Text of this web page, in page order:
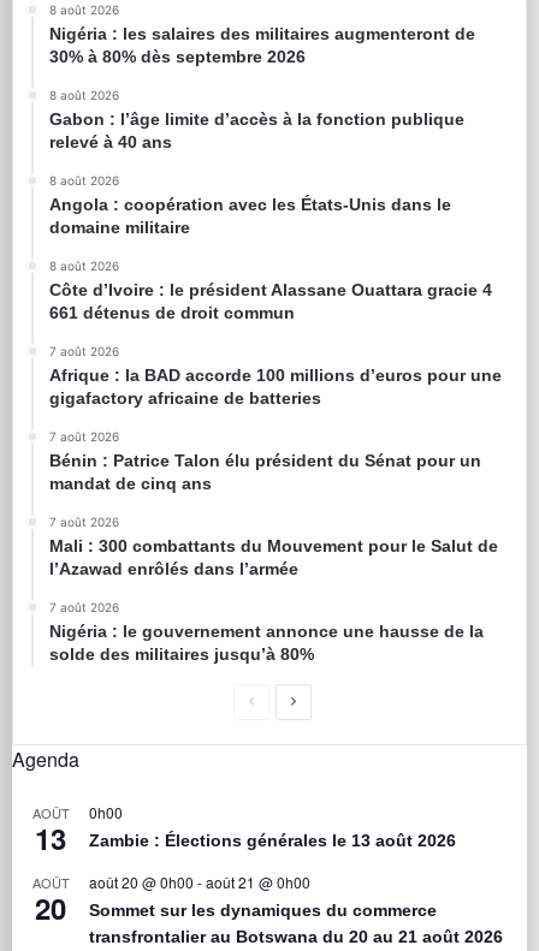
8 août 2026
Nigéria : les salaires des militaires augmenteront de
30% à 80% dès septembre 2026
8 août 2026
Gabon : l’âge limite d’accès à la fonction publique
relevé à 40 ans
8 août 2026
Angola : coopération avec les États-Unis dans le
domaine militaire
8 août 2026
Côte d’Ivoire : le président Alassane Ouattara gracie 4
661 détenus de droit commun
7 août 2026
Afrique : la BAD accorde 100 millions d’euros pour une
gigafactory africaine de batteries
7 août 2026
Bénin : Patrice Talon élu président du Sénat pour un
mandat de cinq ans
7 août 2026
Mali : 300 combattants du Mouvement pour le Salut de
l’Azawad enrôlés dans l’armée
7 août 2026
Nigéria : le gouvernement annonce une hausse de la
solde des militaires jusqu’à 80%
Agenda
AOÛT
13
0h00
Zambie : Élections générales le 13 août 2026
AOÛT
20
août 20 @ 0h00 -août 21 @ 0h00
Sommet sur les dynamiques du commerce
transfrontalier au Botswana du 20 au 21 août 2026